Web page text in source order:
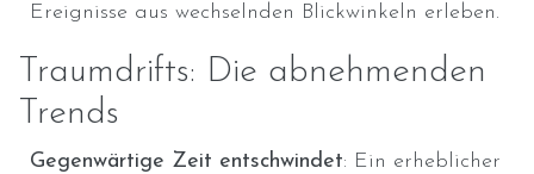
Ereignisse aus wechselnden Blickwinkeln erleben.
Traumdrifts: Die abnehmenden
Trends
Gegenwärtige Zeit entschwindet: Ein erheblicher